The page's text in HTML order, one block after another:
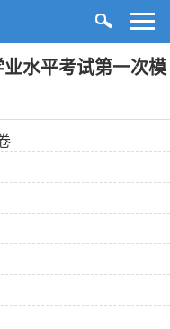
水平考试第一次模